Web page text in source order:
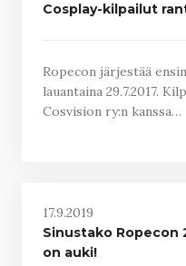
Cosplay-kilpailut
Ropecon järjestää
lauantaina 29.7.2017.
Cosvision ry:n kanssa…
17.9.2019
Sinustako Ropecon
on auki!